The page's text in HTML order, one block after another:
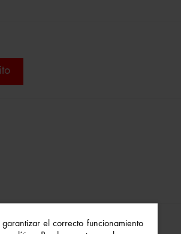
el correcto funcionamiento